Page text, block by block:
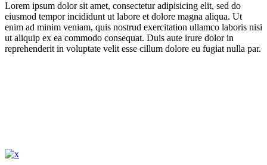
Lorem ipsum dolor sit amet, consectetur adipisicing elit, sed do
eiusmod tempor incididunt ut labore et dolore magna aliqua. Ut
enim ad minim veniam, quis nostrud exercitation ullamco laboris nisi
ut aliquip ex ea commodo consequat. Duis aute irure dolor in
reprehenderit in voluptate velit esse cillum dolore eu fugiat nulla par.